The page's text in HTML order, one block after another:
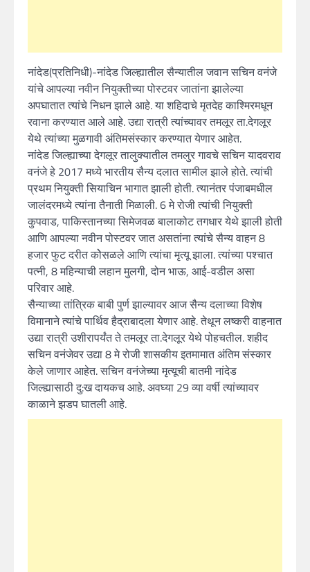
नांदेड(प्रतिनिधी)-नांदेड जिल्ह्यातील सैन्यातील जवान सचिन वनंजे
यांचे आपल्या नवीन नियुक्तीच्या पोस्टवर जातांना झालेल्या
अपघातात त्यांचे निधन झाले आहे. या शहिदाचे मृतदेह काश्मिरमधून
रवाना करण्यात आले आहे. उद्या रात्री त्यांच्यावर तमलूर ता.देगलूर
येथे त्यांच्या मुळगावी अंतिमसंस्कार करण्यात येणार आहेत.
नांदेड जिल्ह्याच्या देगलूर तालुक्यातील तमलुर गावचे सचिन यादवराव
वनंजे हे 2017 मध्ये भारतीय सैन्य दलात सामील झाले होते. त्यांची
प्रथम नियुक्ती सियाचिन भागात झाली होती. त्यानंतर पंजाबमधील
जालंदरमध्ये त्यांना तैनाती मिळाली. 6 मे रोजी त्यांची नियुक्ती
कुपवाड, पाकिस्तानच्या सिमेजवळ बालाकोट तगधार येथे झाली होती
आणि आपल्या नवीन पोस्टवर जात असतांना त्यांचे सैन्य वाहन 8
हजार फुट दरीत कोेसळले आणि त्यांचा मृत्यू झाला. त्यांच्या पश्चात
पत्नी, 8 महिन्याची लहान मुलगी, दोन भाऊ, आई-वडील असा
परिवार आहे.
सैन्याच्या तांत्रिक बाबी पुर्ण झाल्यावर आज सैन्य दलाच्या विशेष
विमानाने त्यांचे पार्थिव हैद्राबादला येणार आहे. तेथून लष्करी वाहनात
उद्या रात्री उशीरापर्यंत ते तमलूर ता.देगलूर येथे पोहचतील. शहीद
सचिन वनंजेवर उद्या 8 मे रोजी शासकीय इतमामात अंतिम संस्कार
केले जाणार आहेत. सचिन वनंजेच्या मृत्यूची बातमी नांदेड
जिल्ह्यासाठी दु:ख दायकच आहे. अवघ्या 29 व्या वर्षी त्यांच्यावर
काळाने झडप घातली आहे.